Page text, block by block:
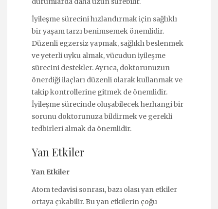
İyileşme sürecini hızlandırmak için sağlıklı
bir yaşam tarzı benimsemek önemlidir.
Düzenli egzersiz yapmak, sağlıklı beslenmek
ve yeterli uyku almak, vücudun iyileşme
sürecini destekler. Ayrıca, doktorunuzun
önerdiği ilaçları düzenli olarak kullanmak ve
takip kontrollerine gitmek de önemlidir.
İyileşme sürecinde oluşabilecek herhangi bir
sorunu doktorunuza bildirmek ve gerekli
tedbirleri almak da önemlidir.
Yan Etkiler
Yan Etkiler
Atom tedavisi sonrası, bazı olası yan etkiler
ortaya çıkabilir. Bu yan etkilerin çoğu